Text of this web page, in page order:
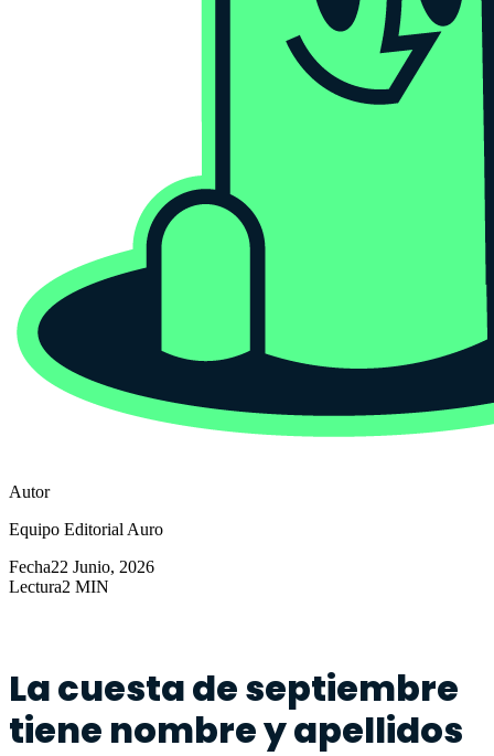
Autor
Equipo Editorial Auro
Fecha22 Junio, 2026
Lectura2 MIN
La cuesta de septiembre
tiene nombre y apellidos